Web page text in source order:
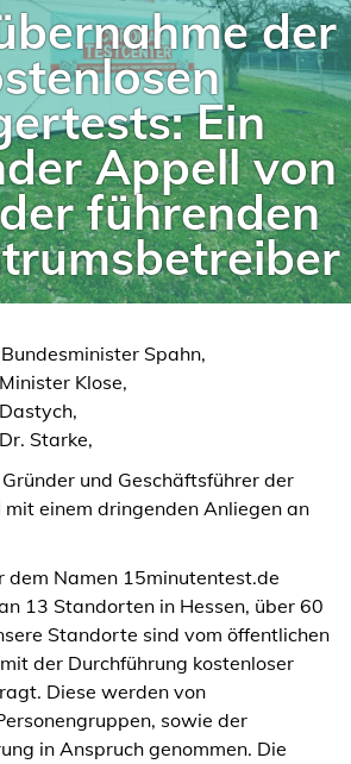
der
Ein
Appell von
führenden
Spahn,
Klose,
Starke,
und Geschäftsführer der
einem dringenden Anliegen an
Namen 15minutentest.de
13 Standorten in Hessen, über 60
Standorte sind vom öffentlichen
der Durchführung kostenloser
Diese werden von
sowie der
in Anspruch genommen. Die